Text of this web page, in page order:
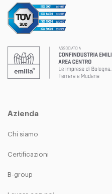
Azienda
Chi siamo
Certificazioni
B-group